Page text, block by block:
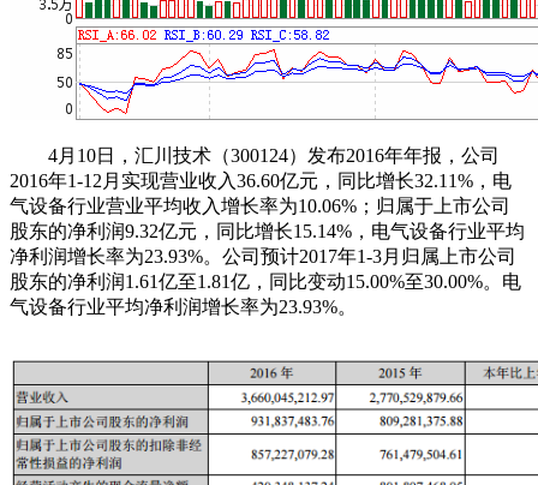
4月10日，汇川技术（300124）发布2016年年报，公司
2016年1-12月实现营业收入36.60亿元，同比增长32.11%，电
气设备行业营业平均收入增长率为10.06%；归属于上市公司
股东的净利润9.32亿元，同比增长15.14%，电气设备行业平均
净利润增长率为23.93%。公司预计2017年1-3月归属上市公司
股东的净利润1.61亿至1.81亿，同比变动15.00%至30.00%。电
气设备行业平均净利润增长率为23.93%。